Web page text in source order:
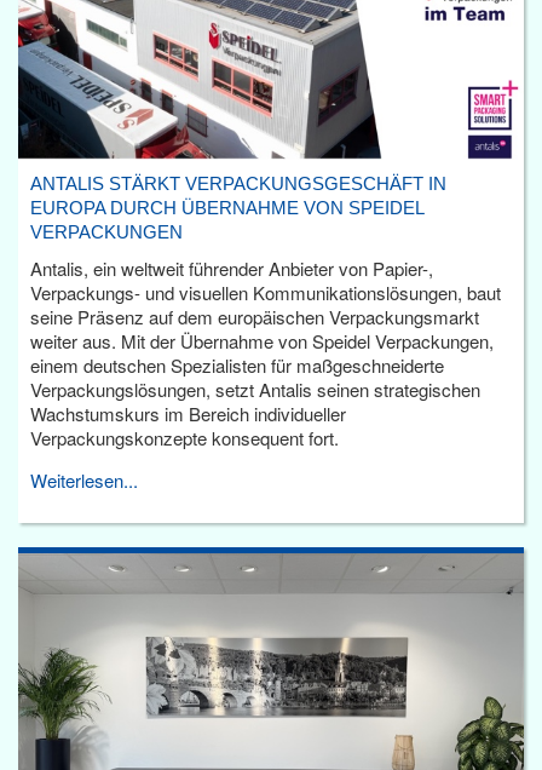
ANTALIS STÄRKT VERPACKUNGSGESCHÄFT IN
EUROPA DURCH ÜBERNAHME VON SPEIDEL
VERPACKUNGEN
Antalis, ein weltweit führender Anbieter von Papier-,
Verpackungs- und visuellen Kommunikationslösungen, baut
seine Präsenz auf dem europäischen Verpackungsmarkt
weiter aus. Mit der Übernahme von Speidel Verpackungen,
einem deutschen Spezialisten für maßgeschneiderte
Verpackungslösungen, setzt Antalis seinen strategischen
Wachstumskurs im Bereich individueller
Verpackungskonzepte konsequent fort.
Weiterlesen...